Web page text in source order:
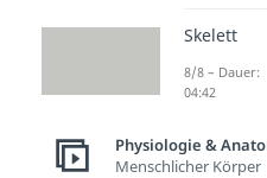
Skelett
8/8 – Dauer:
04:42
Physiologie &
Menschlicher Körper